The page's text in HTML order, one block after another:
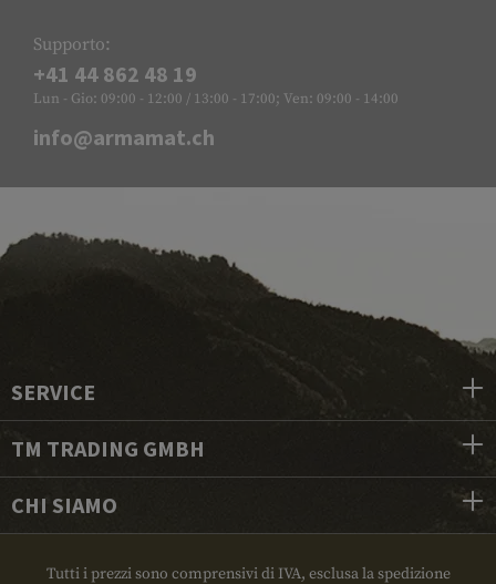
Supporto:
+41 44 862 48 19
Lun - Gio: 09:00 - 12:00 / 13:00 - 17:00; Ven: 09:00 - 14:00
info@armamat.ch
SERVICE
TM TRADING GMBH
CHI SIAMO
Tutti i prezzi sono comprensivi di IVA, esclusa la spedizione